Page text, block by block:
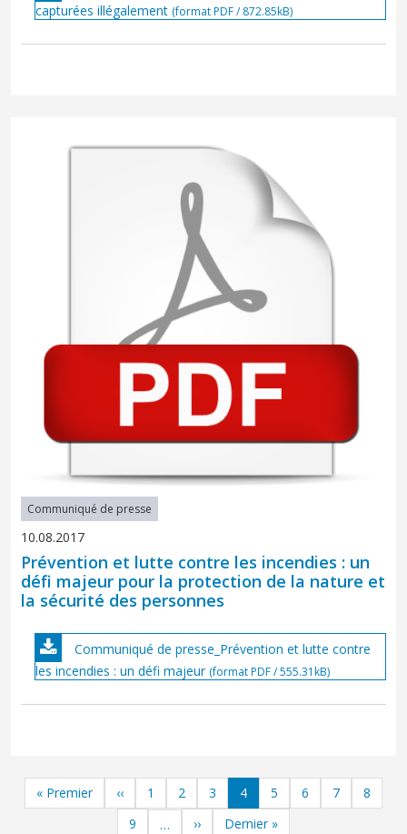
capturées illégalement (format PDF / 872.85kB)
Communiqué de presse
10.08.2017
Prévention et lutte contre les incendies : un
défi majeur pour la protection de la nature et
la sécurité des personnes
Communiqué de presse_Prévention et lutte contre
les incendies : un défi majeur (format PDF / 555.31kB)
Pagination
First page
« Premier Previous page
‹‹ Page
1 Page
2 Page
3 Page
4 Page
5 Page
6 Page
7 Page
8
Page
9 … Next page
›› Last page
Dernier »